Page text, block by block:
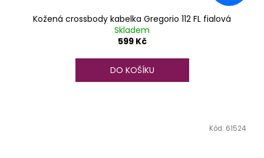
Kožená crossbody kabelka Gregorio 112 FL fialová
Skladem
599 Kč
DO KOŠÍKU
Kód: 61524